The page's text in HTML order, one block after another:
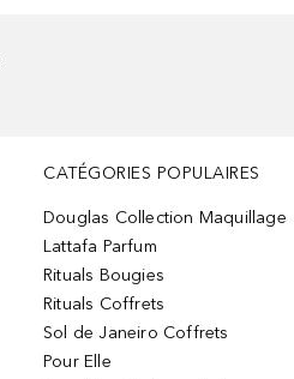
CATÉGORIES POPULAIRES
Douglas Collection Maquillage
Lattafa Parfum
Rituals Bougies
Rituals Coffrets
Sol de Janeiro Coffrets
Pour Elle